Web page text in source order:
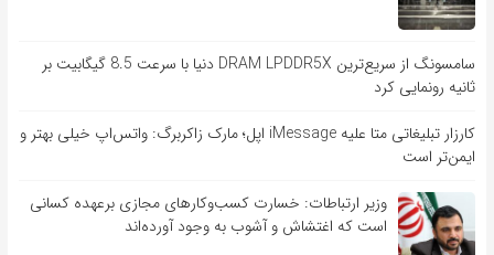
سامسونگ از سریع‌ترین DRAM LPDDR5X دنیا با سرعت 8.5 گیگابیت بر
ثانیه رونمایی کرد
کارزار تبلیغاتی متا علیه iMessage اپل؛ مارک زاکربرگ: واتس‌اپ خیلی بهتر و
ایمن‌تر است
وزیر ارتباطات: خسارت کسب‌وکارهای مجازی برعهده کسانی
است که اغتشاش و آشوب به وجود آورده‌اند